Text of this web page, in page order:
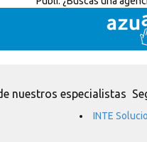
nuestros especialistas
INTE